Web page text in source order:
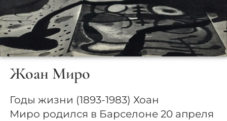
Жоан Миро
Годы жизни (1893-1983) Хоан
Миро родился в Барселоне 20 апреля